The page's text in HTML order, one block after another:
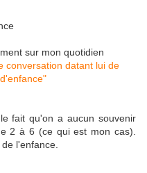
sur mon quotidien
conversation datant lui de
fait qu'on a aucun souvenir
2 à 6 (ce qui est mon cas).
l'enfance.